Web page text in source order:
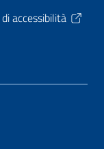
accessibilità